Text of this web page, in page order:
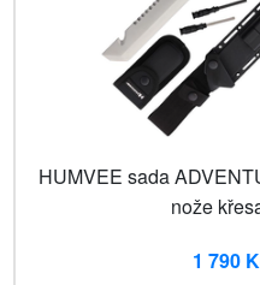
HUMVEE sada
nože
1 790